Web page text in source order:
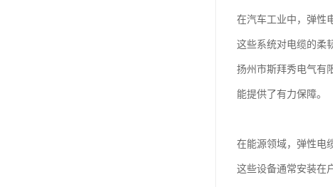
在汽车工业中，弹性
这些系统对电缆的柔
扬州市斯拜秀电气有
能提供了有力保障。
在能源领域，弹性电
这些设备通常安装在